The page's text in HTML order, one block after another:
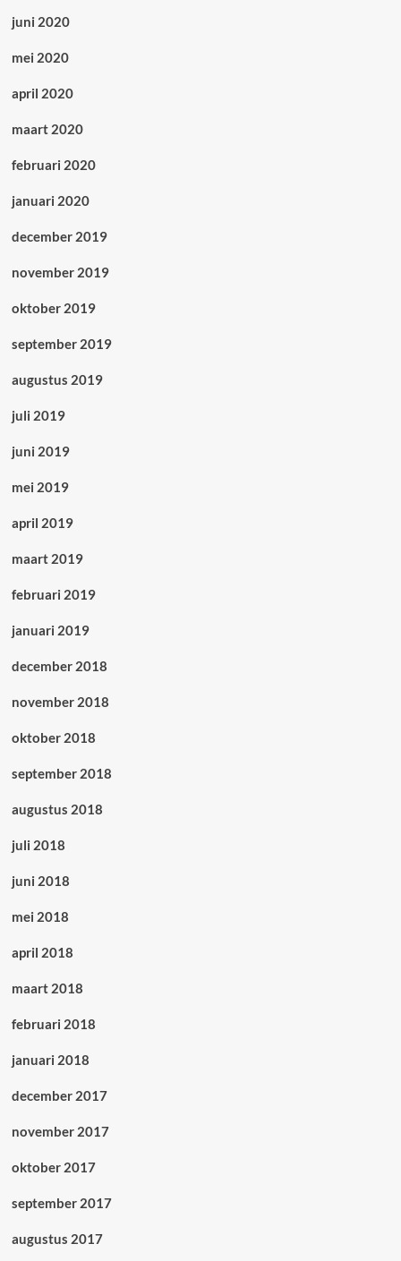
juni 2020
mei 2020
april 2020
maart 2020
februari 2020
januari 2020
december 2019
november 2019
oktober 2019
september 2019
augustus 2019
juli 2019
juni 2019
mei 2019
april 2019
maart 2019
februari 2019
januari 2019
december 2018
november 2018
oktober 2018
september 2018
augustus 2018
juli 2018
juni 2018
mei 2018
april 2018
maart 2018
februari 2018
januari 2018
december 2017
november 2017
oktober 2017
september 2017
augustus 2017